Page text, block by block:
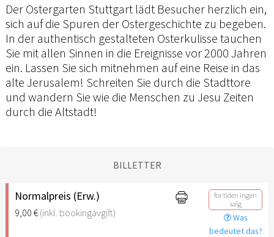
Der Ostergarten Stuttgart lädt Besucher herzlich ein,
sich auf die Spuren der Ostergeschichte zu begeben.
In der authentisch gestalteten Osterkulisse tauchen
Sie mit allen Sinnen in die Ereignisse vor 2000 Jahren
ein. Lassen Sie sich mitnehmen auf eine Reise in das
alte Jerusalem! Schreiten Sie durch die Stadttore
und wandern Sie wie die Menschen zu Jesu Zeiten
durch die Altstadt!
BILLETTER
Normalpreis (Erw.)
9,00 €(inkl. bookingavgift)
for tiden ingen
salg
Was
bedeutet das?